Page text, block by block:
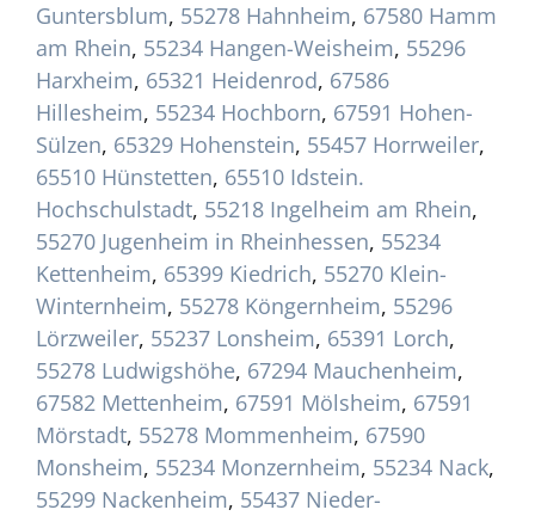
Guntersblum, 55278 Hahnheim, 67580 Hamm
am Rhein, 55234 Hangen-Weisheim, 55296
Harxheim, 65321 Heidenrod, 67586
Hillesheim, 55234 Hochborn, 67591 Hohen-
Sülzen, 65329 Hohenstein, 55457 Horrweiler,
65510 Hünstetten, 65510 Idstein.
Hochschulstadt, 55218 Ingelheim am Rhein,
55270 Jugenheim in Rheinhessen, 55234
Kettenheim, 65399 Kiedrich, 55270 Klein-
Winternheim, 55278 Köngernheim, 55296
Lörzweiler, 55237 Lonsheim, 65391 Lorch,
55278 Ludwigshöhe, 67294 Mauchenheim,
67582 Mettenheim, 67591 Mölsheim, 67591
Mörstadt, 55278 Mommenheim, 67590
Monsheim, 55234 Monzernheim, 55234 Nack,
55299 Nackenheim, 55437 Nieder-